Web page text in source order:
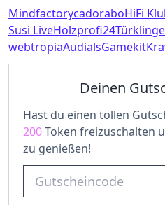
MindfactorycadoraboHiFi
Susi LiveHolzprofi24
webtropiaAudialsGamekit
Deinen
Hast du einen tollen
200Token freizuschalten
zu genießen!